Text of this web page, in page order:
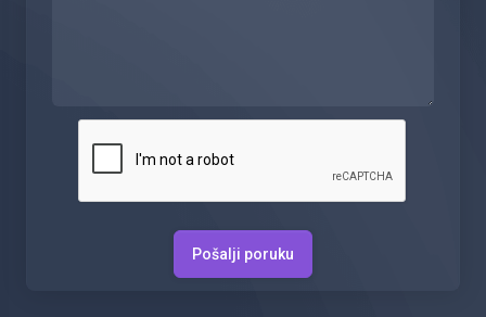
Pošalji poruku